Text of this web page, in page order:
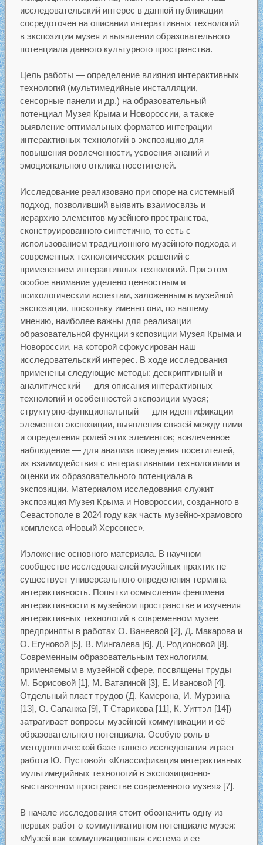
исследовательский интерес в данной публикации
сосредоточен на описании интерактивных технологий
в экспозиции музея и выявлении образовательного
потенциала данного культурного пространства.
Цель работы — определение влияния интерактивных
технологий (мультимедийные инсталляции,
сенсорные панели и др.) на образовательный
потенциал Музея Крыма и Новороссии, а также
выявление оптимальных форматов интеграции
интерактивных технологий в экспозицию для
повышения вовлеченности, усвоения знаний и
эмоционального отклика посетителей.
Исследование реализовано при опоре на системный
подход, позволивший выявить взаимосвязь и
иерархию элементов музейного пространства,
сконструированного синтетично, то есть с
использованием традиционного музейного подхода и
современных технологических решений с
применением интерактивных технологий. При этом
особое внимание уделено ценностным и
психологическим аспектам, заложенным в музейной
экспозиции, поскольку именно они, по нашему
мнению, наиболее важны для реализации
образовательной функции экспозиции Музея Крыма и
Новороссии, на которой сфокусирован наш
исследовательский интерес. В ходе исследования
применены следующие методы: дескриптивный и
аналитический — для описания интерактивных
технологий и особенностей экспозиции музея;
структурно-функциональный — для идентификации
элементов экспозиции, выявления связей между ними
и определения ролей этих элементов; вовлеченное
наблюдение — для анализа поведения посетителей,
их взаимодействия с интерактивными технологиями и
оценки их образовательного потенциала в
экспозиции. Материалом исследования служит
экспозиция Музея Крыма и Новороссии, созданного в
Севастополе в 2024 году как часть музейно-храмового
комплекса «Новый Херсонес».
Изложение основного материала. В научном
сообществе исследователей музейных практик не
существует универсального определения термина
интерактивность. Попытки осмысления феномена
интерактивности в музейном пространстве и изучения
интерактивных технологий в современном музее
предприняты в работах О. Ванеевой [2], Д. Макарова и
О. Егуновой [5], В. Мингалева [6], Д. Родионовой [8].
Современным образовательным технологиям,
применяемым в музейной сфере, посвящены труды
М. Борисовой [1], М. Ватагиной [3], Е. Ивановой [4].
Отдельный пласт трудов (Д. Камерона, И. Мурзина
[13], О. Сапанжа [9], Т Старикова [11], К. Уиттэл [14])
затрагивает вопросы музейной коммуникации и её
образовательного потенциала. Особую роль в
методологической базе нашего исследования играет
работа Ю. Пустовойт «Классификация интерактивных
мультимедийных технологий в экспозиционно-
выставочном пространстве современного музея» [7].
В начале исследования стоит обозначить одну из
первых работ о коммуникативном потенциале музея:
«Музей как коммуникационная система и ее